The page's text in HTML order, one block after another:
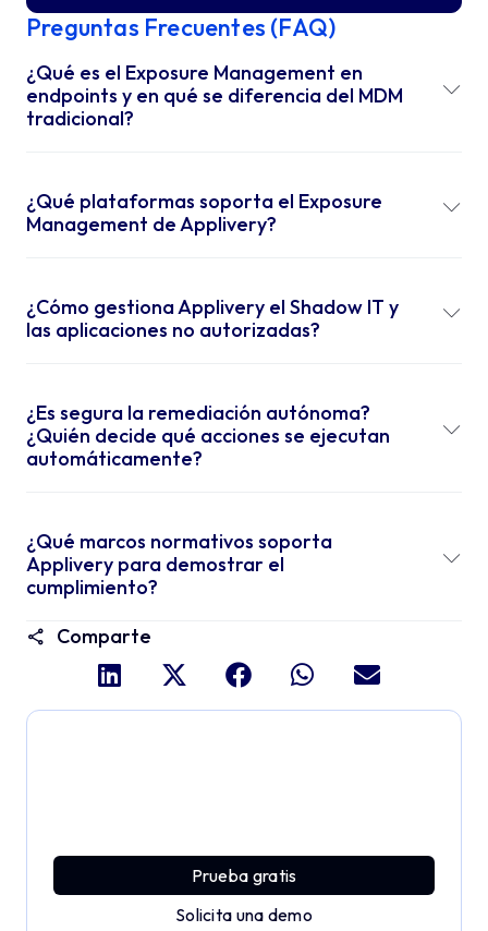
Preguntas Frecuentes (FAQ)
¿Qué es el Exposure Management en
endpoints y en qué se diferencia del MDM
tradicional?
¿Qué plataformas soporta el Exposure
Management de Applivery?
¿Cómo gestiona Applivery el Shadow IT y
las aplicaciones no autorizadas?
¿Es segura la remediación autónoma?
¿Quién decide qué acciones se ejecutan
automáticamente?
¿Qué marcos normativos soporta
Applivery para demostrar el
cumplimiento?
Comparte
Prueba gratis
Solicita una demo